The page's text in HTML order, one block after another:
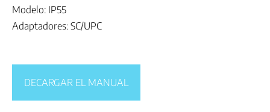
Modelo: IP55
Adaptadores: SC/UPC
DECARGAR EL MANUAL